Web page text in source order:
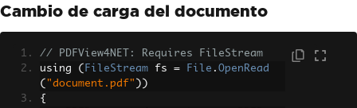
Cambio de carga del documento
// PDFView4NET: Requires FileStream
using ( FileStream fs = File . OpenRead
( "document.pdf" ))
{